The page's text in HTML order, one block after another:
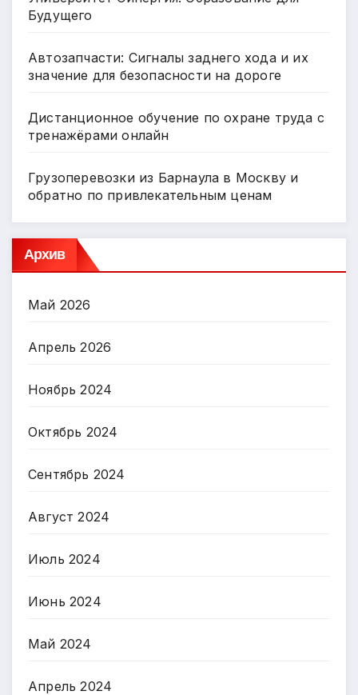
Будущего
Автозапчасти: Сигналы заднего хода и их
значение для безопасности на дороге
Дистанционное обучение по охране труда с
тренажёрами онлайн
Грузоперевозки из Барнаула в Москву и
обратно по привлекательным ценам
Архив
Май 2026
Апрель 2026
Ноябрь 2024
Октябрь 2024
Сентябрь 2024
Август 2024
Июль 2024
Июнь 2024
Май 2024
Апрель 2024